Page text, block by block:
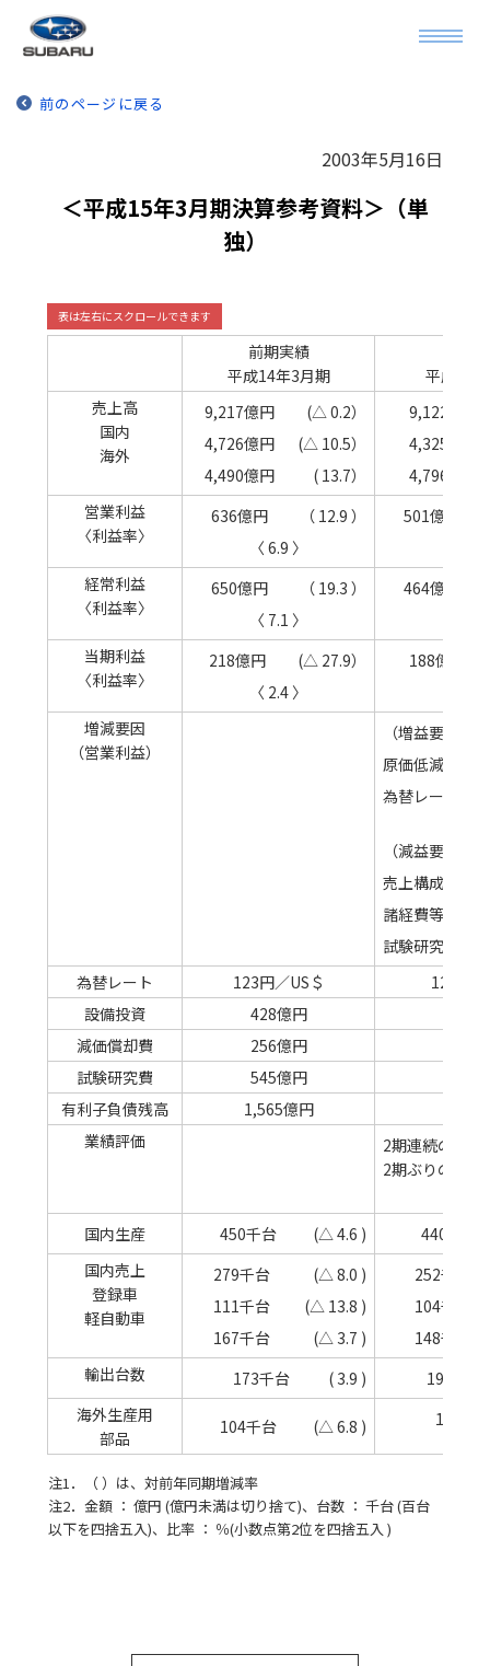
前のページに戻る
2003年5月16日
＜平成15年3月期決算参考資料＞（単
独）
前期実績
平成14年3月期
平成15
売上高
国内
海外
9,217億円
(△ 0.2）
4,726億円
(△ 10.5）
4,490億円
( 13.7）
9,122億円
4,325億円
4,796億円
営業利益
〈利益率〉
636億円
（ 12.9 ）
〈 6.9 〉
501億円
経常利益
〈利益率〉
650億円
（ 19.3 ）
〈 7.1 〉
464億円
当期利益
〈利益率〉
218億円
(△ 27.9）
〈 2.4 〉
188億円
増減要因
（営業利益）
（増益要因）
原価低減
為替レート差
（減益要因）
売上構成差等
諸経費等の増
試験研究費増
為替レート
123円／US＄
124円
設備投資
428億円
減価償却費
256億円
試験研究費
545億円
有利子負債残高
1,565億円
業績評価
2期連続の減収
2期ぶりの減益
国内生産 450千台 (△ 4.6 )
440千台
国内売上
登録車
軽自動車
279千台
(△ 8.0 )
111千台
(△ 13.8 )
167千台
(△ 3.7 )
252千台
104千台
148千台
輸出台数
173千台 ( 3.9 )
196千台
海外生産用
部品
104千台 (△ 6.8 ) 108千
注1．（ ）は、対前年同期増減率
注2．金額 ： 億円 (億円未満は切り捨て)、台数 ： 千台 (百台
以下を四捨五入)、比率 ： ％(小数点第2位を四捨五入 )